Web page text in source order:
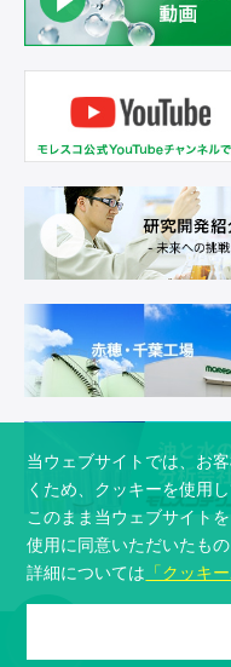
Copyright © 2026
当ウェブサイトでは、お
くため、クッキーを使用し
このまま当ウェブサイト
使用に同意いただいたもの
詳細については 「クッキ